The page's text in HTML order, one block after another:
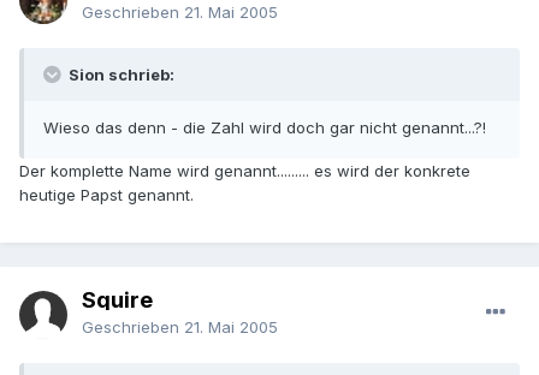
Geschrieben 21. Mai 2005
Sion schrieb:
Wieso das denn - die Zahl wird doch gar nicht genannt...?!
Der komplette Name wird genannt......... es wird der konkrete
heutige Papst genannt.
Squire
Geschrieben 21. Mai 2005